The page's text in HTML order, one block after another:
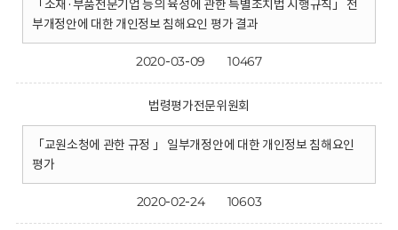
「소재·부품전문기업 등의 육성에 관한 특별조치법 시행규칙」 전
부개정안에 대한 개인정보 침해요인 평가 결과
2020-03-09 10467
법령평가전문위원회
「교원소청에 관한 규정 」 일부개정안에 대한 개인정보 침해요인
평가
2020-02-24 10603